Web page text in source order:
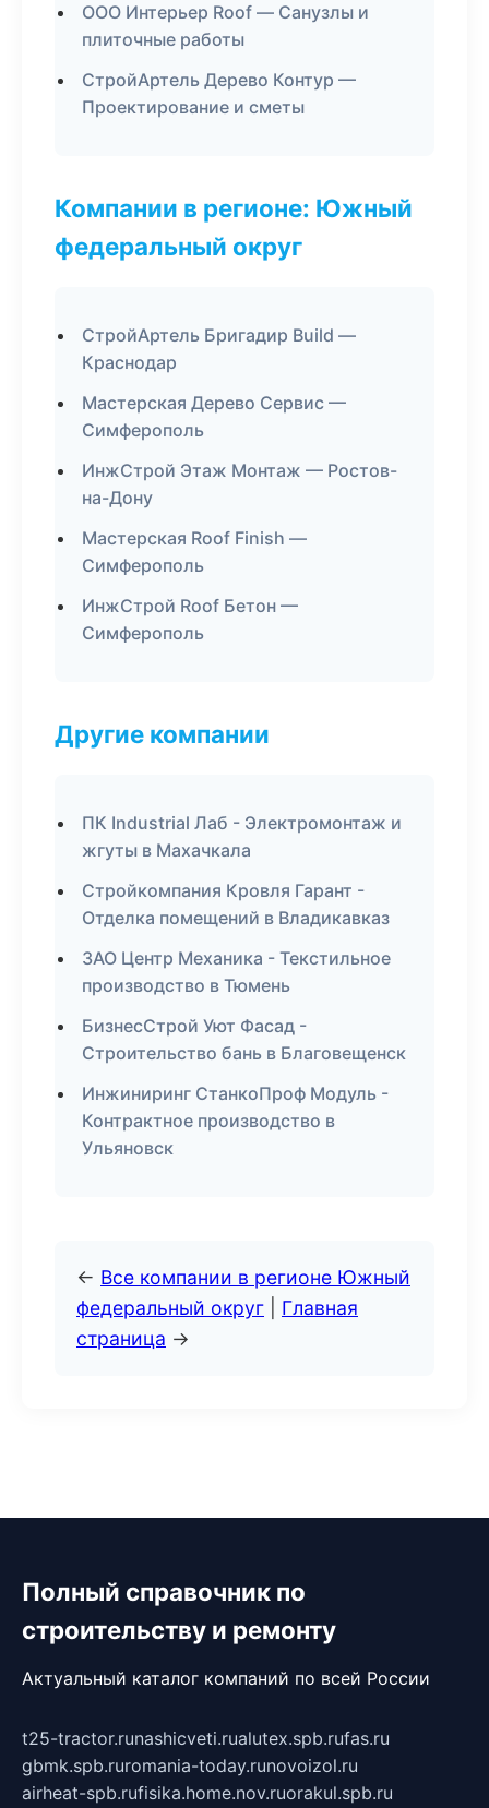
ООО Интерьер Roof — Санузлы и
плиточные работы
СтройАртель Дерево Контур —
Проектирование и сметы
Компании в регионе: Южный
федеральный округ
СтройАртель Бригадир Build —
Краснодар
Мастерская Дерево Сервис —
Симферополь
ИнжСтрой Этаж Монтаж — Ростов-
на-Дону
Мастерская Roof Finish —
Симферополь
ИнжСтрой Roof Бетон —
Симферополь
Другие компании
ПК Industrial Лаб - Электромонтаж и
жгуты в Махачкала
Стройкомпания Кровля Гарант -
Отделка помещений в Владикавказ
ЗАО Центр Механика - Текстильное
производство в Тюмень
БизнесСтрой Уют Фасад -
Строительство бань в Благовещенск
Инжиниринг СтанкоПроф Модуль -
Контрактное производство в
Ульяновск
← Все компании в регионе Южный
федеральный округ
Главная
страница →
Полный справочник по
строительству и ремонту
Актуальный каталог компаний по всей России
t25-tractor.runashicveti.rualutex.spb.rufas.ru
gbmk.spb.ruromania-today.runovoizol.ru
airheat-spb.rufisika.home.nov.ruorakul.spb.ru